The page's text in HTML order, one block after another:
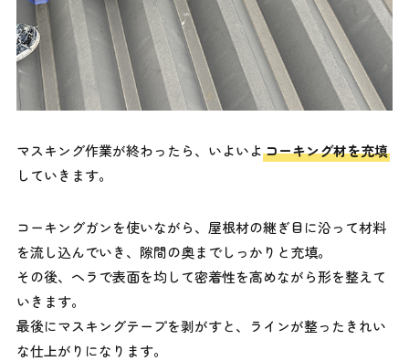
マスキング作業が終わったら、いよいよコーキング材を充填
していきます。
コーキングガンを使いながら、屋根材の継ぎ目に沿って材料
を流し込んでいき、隙間の奥までしっかりと充填。
その後、ヘラで表面を均して密着性を高めながら形を整えて
いきます。
最後にマスキングテープを剥がすと、ラインが整ったきれい
な仕上がりになります。